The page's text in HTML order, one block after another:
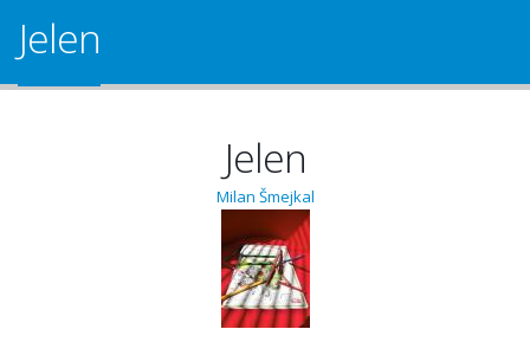
Jelen
Jelen
Milan Šmejkal